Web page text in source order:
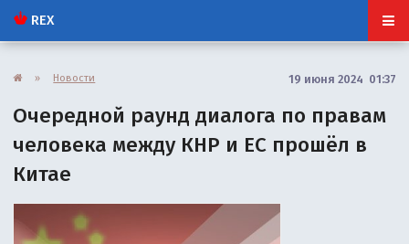
REX
» Новости 19 июня 2024 01:37
Очередной раунд диалога по правам
человека между КНР и ЕС прошёл в
Китае